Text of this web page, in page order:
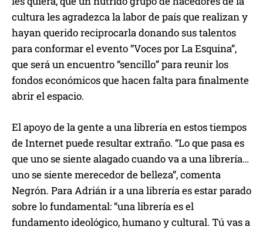
cultura les agradezca la labor de país que realizan y
hayan querido reciprocarla donando sus talentos
para conformar el evento “Voces por La Esquina”,
que será un encuentro “sencillo” para reunir los
fondos económicos que hacen falta para finalmente
abrir el espacio.
El apoyo de la gente a una librería en estos tiempos
de Internet puede resultar extraño. “Lo que pasa es
que uno se siente alagado cuando va a una librería…
uno se siente merecedor de belleza”, comenta
Negrón. Para Adrián ir a una librería es estar parado
sobre lo fundamental: “una librería es el
fundamento ideológico, humano y cultural. Tú vas a